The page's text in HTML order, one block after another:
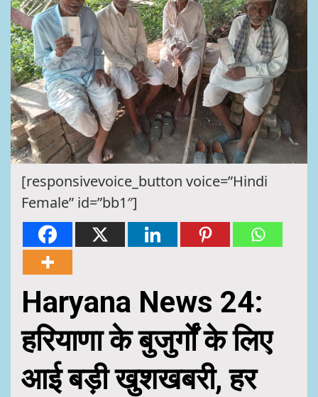
[responsivevoice_button voice=”Hindi
Female” id=”bb1″]
Haryana News 24:
हरियाणा के बुजुर्गों के लिए
आई बड़ी खुशखबरी, हर